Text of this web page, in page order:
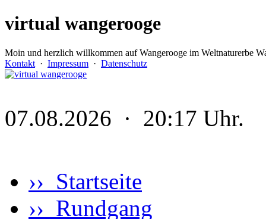
virtual wangerooge
Moin und herzlich willkommen auf Wangerooge im Weltnaturerbe
Kontakt · Impressum · Datenschutz
07.08.2026 · 20:17 Uhr.
›› Startseite
›› Rundgang